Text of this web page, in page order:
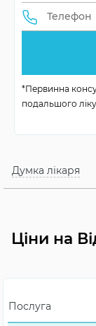
*Первинна
подальшого
Думка лікаря
Ціни на
Послуга